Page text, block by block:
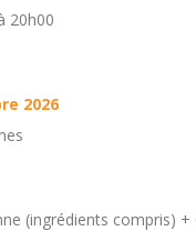
20h00
2026
(ingrédients compris) +